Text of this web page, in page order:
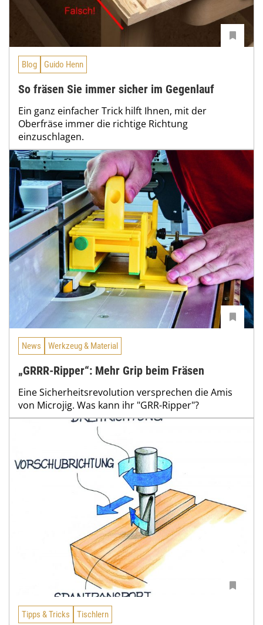
Blog Guido Henn
So fräsen Sie immer sicher im Gegenlauf
Ein ganz einfacher Trick hilft Ihnen, mit der
Oberfräse immer die richtige Richtung
einzuschlagen.
News Werkzeug & Material
„GRRR-Ripper“: Mehr Grip beim Fräsen
Eine Sicherheitsrevolution versprechen die Amis
von Microjig. Was kann ihr "GRR-Ripper"?
Tipps & Tricks Tischlern